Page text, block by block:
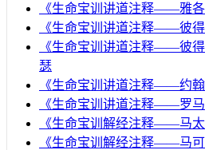
《生命宝训讲道注释——雅
《生命宝训讲道注释——彼
《生命宝训讲道注释——彼
瑟
《生命宝训讲道注释——约
《生命宝训讲道注释——罗
《生命宝训解经注释——马
《生命宝训解经注释——马